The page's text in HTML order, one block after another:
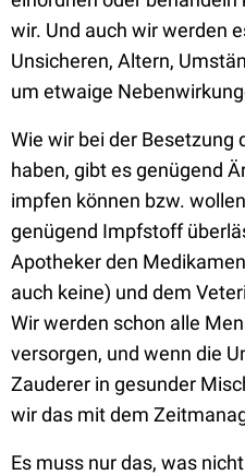
wir. Und auch wir werden
Unsicheren, Altern,
um etwaige
Wie wir bei der Besetzung
haben, gibt es genügend
impfen können bzw.
genügend Impfstoff
Apotheker den
auch keine) und dem
Wir werden schon alle
versorgen, und wenn die
Zauderer in gesunder
wir das mit dem
Es muss nur das, was